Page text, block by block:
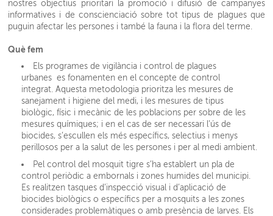
nostres objectius prioritari la promoció i difusió de campanyes
informatives i de conscienciació sobre tot tipus de plagues que
puguin afectar les persones i també la fauna i la flora del terme.
Què fem
Els programes de vigilància i control de plagues
urbanes es fonamenten en el concepte de control
integrat. Aquesta metodologia prioritza les mesures de
sanejament i higiene del medi, i les mesures de tipus
biològic, físic i mecànic de les poblacions per sobre de les
mesures químiques; i en el cas de ser necessari l’ús de
biocides, s’escullen els més específics, selectius i menys
perillosos per a la salut de les persones i per al medi ambient.
Pel control del mosquit tigre s’ha establert un pla de
control periòdic a embornals i zones humides del municipi.
Es realitzen tasques d’inspecció visual i d’aplicació de
biocides biològics o específics per a mosquits a les zones
considerades problemàtiques o amb presència de larves. Els